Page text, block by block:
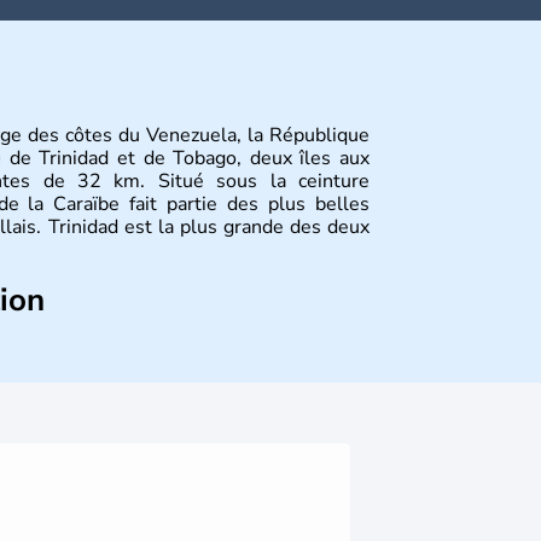
des côtes du Venezuela, la République
Trinidad et de Tobago, deux îles aux
de 32 km. Situé sous la ceinture
la Caraïbe fait partie des plus belles
Trinidad est la plus grande des deux